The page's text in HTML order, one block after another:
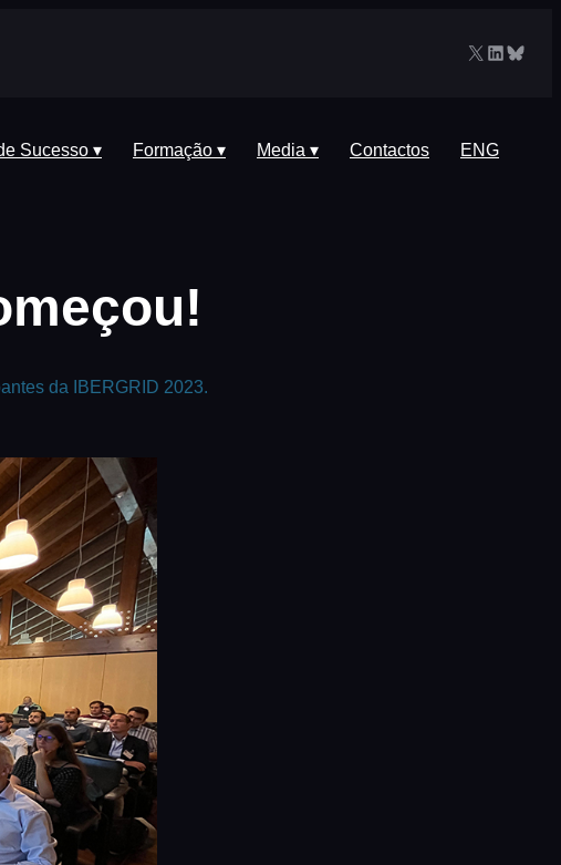
X LinkedIn
Sucesso ▾ Formação ▾ Media ▾ Contactos ENG
da IBERGRID 2023.